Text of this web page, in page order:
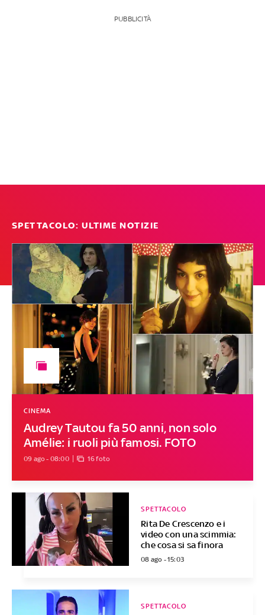
PUBBLICITÀ
SPETTACOLO: ULTIME NOTIZIE
Audrey Tautou fa 50 anni, non solo
Amélie: i ruoli più famosi. FOTO
CINEMA
09 ago - 08:00 16 foto
Rita De Crescenzo e i
video con una scimmia:
che cosa si sa finora
SPETTACOLO
08 ago - 15:03
SPETTACOLO